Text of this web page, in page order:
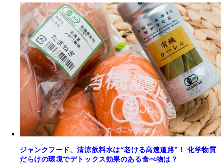
ジャンクフード、清涼飲料水は“老ける高速道路”！ 化学物質
だらけの環境でデトックス効果のある食べ物は？